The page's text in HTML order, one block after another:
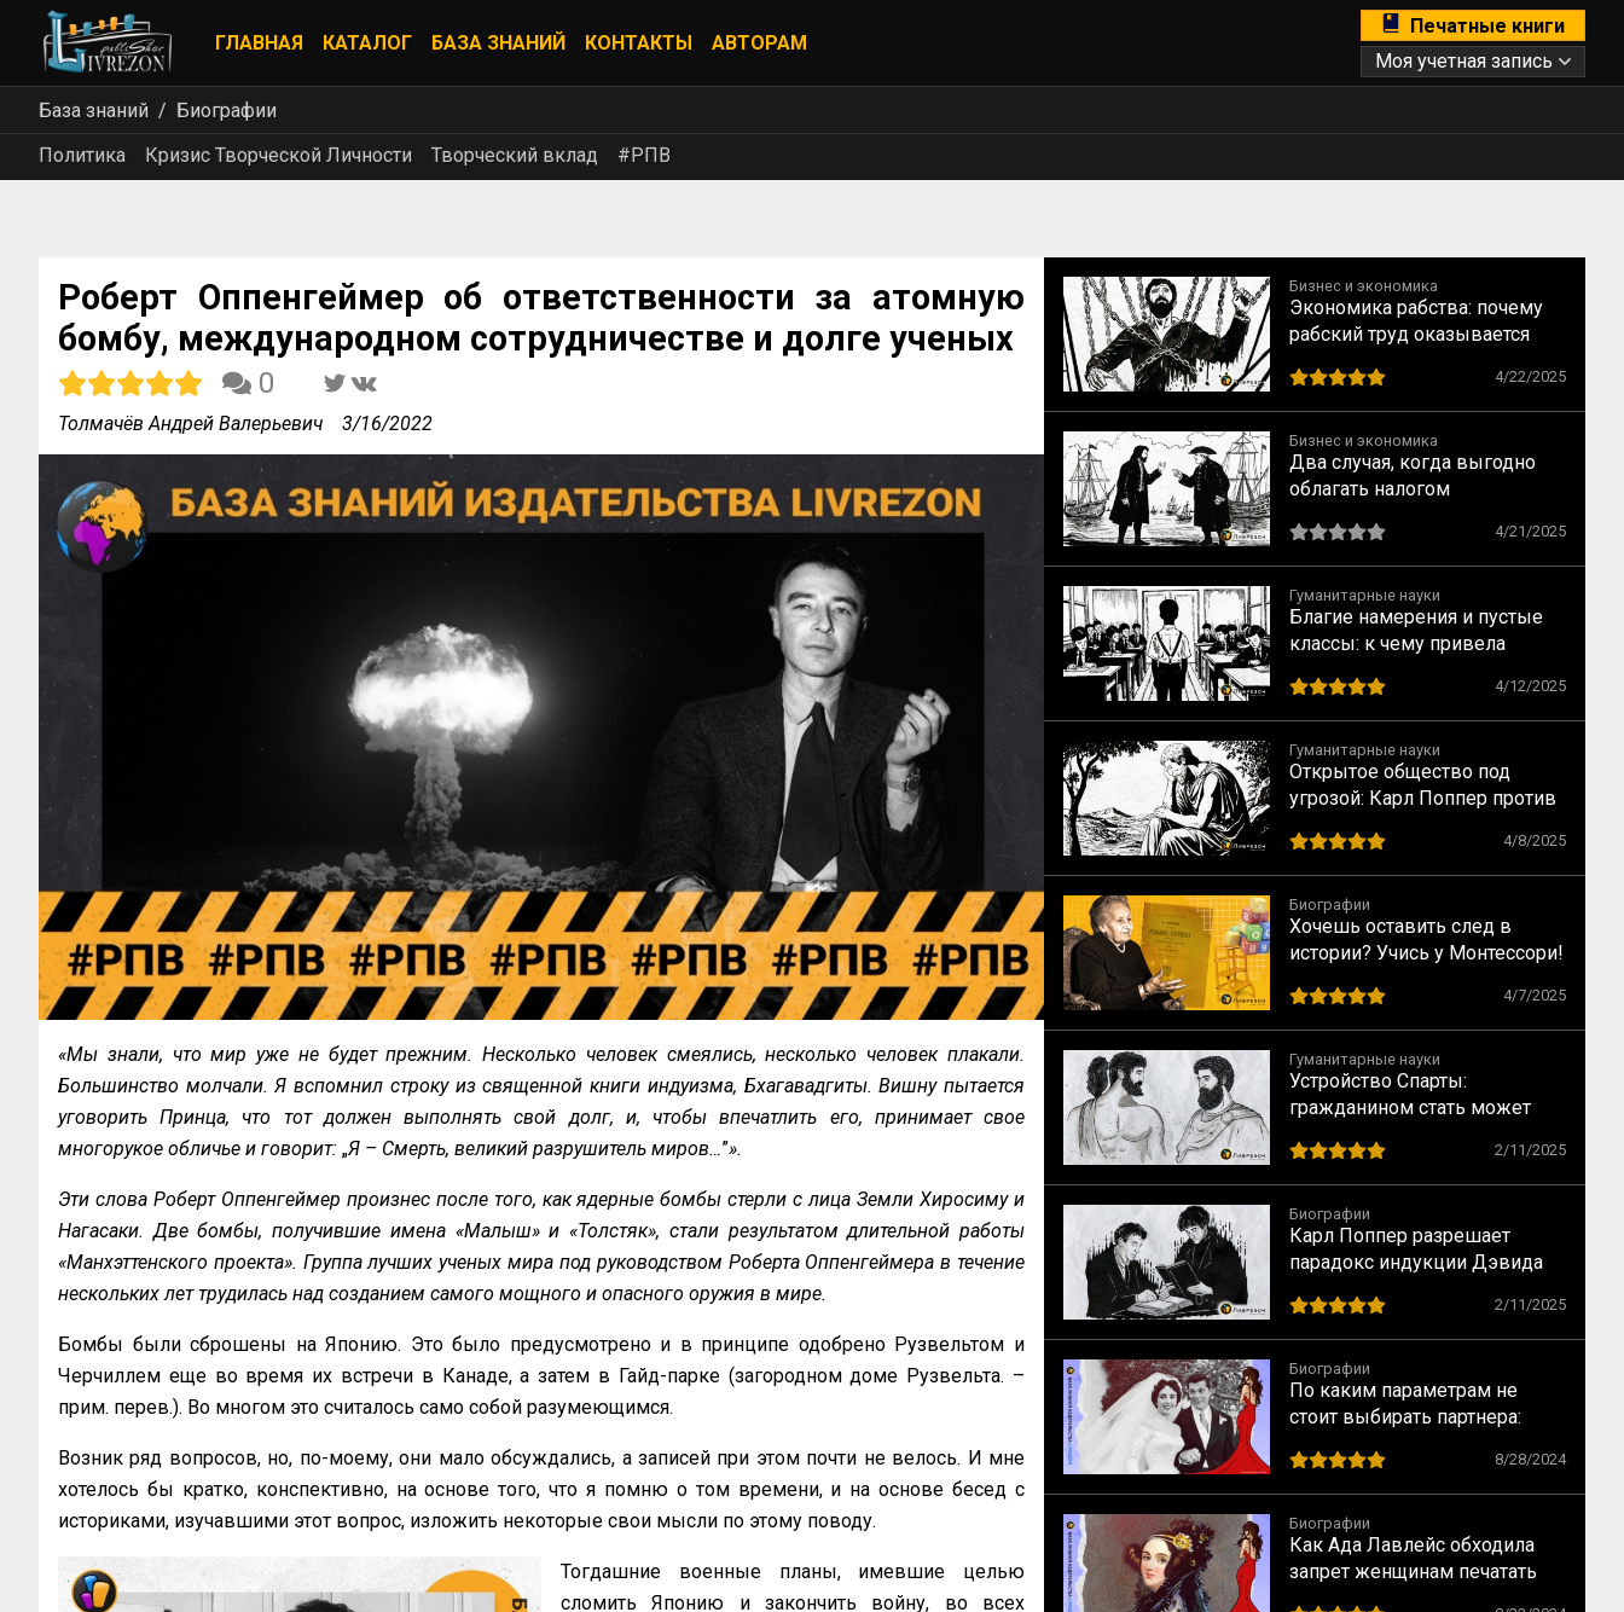
ГЛАВНАЯ КАТАЛОГ БАЗА ЗНАНИЙ КОНТАКТЫ АВТОРАМ
Печатные книги
Моя учетная запись
База знаний
Биографии
Политика
Кризис Творческой Личности Творческий вклад #РПВ
Роберт Оппенгеймер об ответственности за атомную
бомбу, международном сотрудничестве и долге ученых
0
Толмачёв Андрей Валерьевич 3/16/2022
«Мы знали, что мир уже не будет прежним. Несколько человек смеялись, несколько человек плакали.
Большинство молчали. Я вспомнил строку из священной книги индуизма, Бхагавадгиты. Вишну пытается
уговорить Принца, что тот должен выполнять свой долг, и, чтобы впечатлить его, принимает свое
многорукое обличье и говорит: „Я – Смерть, великий разрушитель миров…”».
Эти слова Роберт Оппенгеймер произнес после того, как ядерные бомбы стерли с лица Земли Хиросиму и
Нагасаки. Две бомбы, получившие имена «Малыш» и «Толстяк», стали результатом длительной работы
«Манхэттенского проекта». Группа лучших ученых мира под руководством Роберта Оппенгеймера в течение
нескольких лет трудилась над созданием самого мощного и опасного оружия в мире.
Бомбы были сброшены на Японию. Это было предусмотрено и в принципе одобрено Рузвельтом и
Черчиллем еще во время их встречи в Канаде, а затем в Гайд-парке (загородном доме Рузвельта. –
прим. перев.). Во многом это считалось само собой разумеющимся.
Возник ряд вопросов, но, по-моему, они мало обсуждались, а записей при этом почти не велось. И мне
хотелось бы кратко, конспективно, на основе того, что я помню о том времени, и на основе бесед с
историками, изучавшими этот вопрос, изложить некоторые свои мысли по этому поводу.
Тогдашние военные планы, имевшие целью
сломить Японию и закончить войну, во всех
Бизнес и экономика
Экономика рабства: почему
рабский труд оказывается
свободный
4/22/2025
Бизнес и экономика
Два случая, когда выгодно
облагать налогом
промышленность, по Адаму
Смиту
4/21/2025
Гуманитарные науки
Благие намерения и пустые
классы: к чему привела
4/12/2025
Гуманитарные науки
Открытое общество под
угрозой: Карл Поппер против
4/8/2025
Биографии
Хочешь оставить след в
истории? Учись у Монтессори!
наследие
4/7/2025
Гуманитарные науки
Устройство Спарты:
гражданином стать может
2/11/2025
Биографии
Карл Поппер разрешает
парадокс индукции Дэвида
2/11/2025
Биографии
По каким параметрам не
стоит выбирать партнера:
8/28/2024
Биографии
Как Ада Лавлейс обходила
запрет женщинам печатать